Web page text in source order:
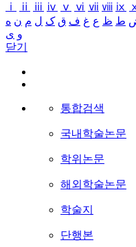
ⅰ
ⅱ ⅲ ⅳ ⅴ ⅵ ⅶ ⅷ ⅸ
ط ظ ع غ ف ق ک ل م ن ه
و ی
닫기
통합검색
국내학술논문
학위논문
해외학술논문
학술지
단행본